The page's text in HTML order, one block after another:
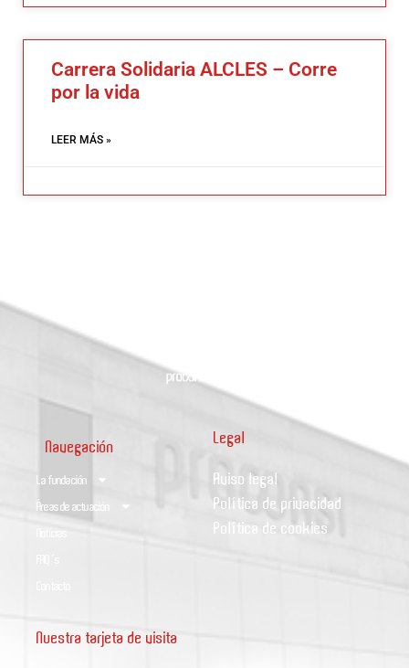
Carrera Solidaria ALCLES – Corre
por la vida
LEER MÁS »
Navegación
La fundación
Áreas de actuación
Noticias
Legal
Aviso legal
Política de privacidad
Política de cookies
Nuestra tarjeta de visita